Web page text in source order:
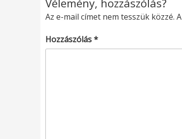
Az e-mail címet nem tesszük közzé.
Hozzászólás*